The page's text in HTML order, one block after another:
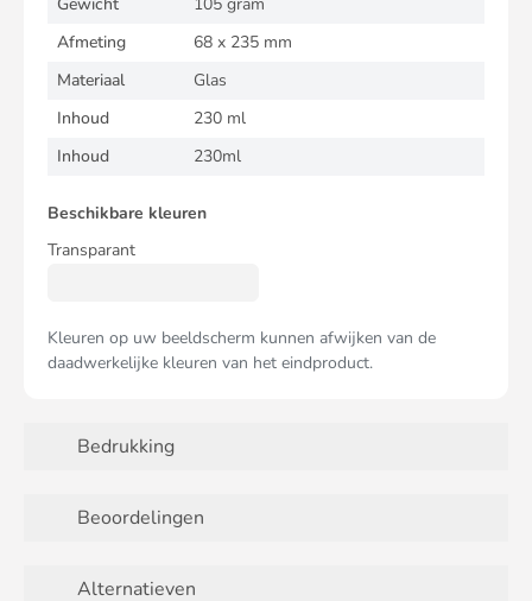
Afmeting
68 x 235 mm
Materiaal
Glas
Inhoud
230 ml
Inhoud
230ml
Beschikbare kleuren
Transparant
Kleuren op uw beeldscherm kunnen afwijken van de
daadwerkelijke kleuren van het eindproduct.
Bedrukking
Beoordelingen
Alternatieven